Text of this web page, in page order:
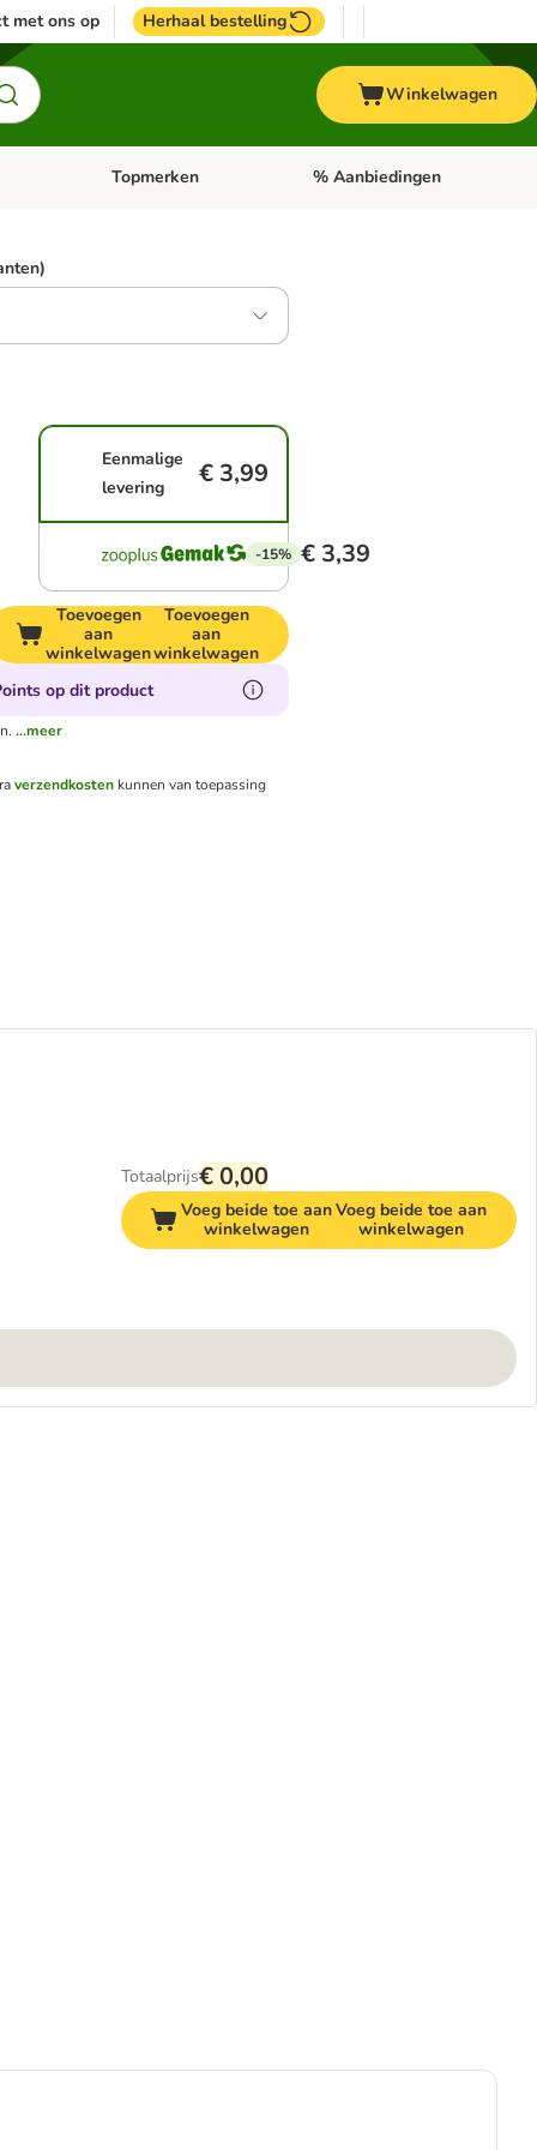
met ons op Herhaal bestelling
Winkelwagen
menu: VogelOpen categorie menu: Paard
Topmerken Open categorie menu:
% Aanbiedingen
Eenmalige
levering
€ 3,99
-15% € 3,39
Toevoegen
aan
winkelwagen
Toevoegen
aan
winkelwagen
op dit product
...meer
verzendkosten kunnen van toepassing
Totaalprijs€ 0,00
Voeg beide toe aan
winkelwagen
Voeg beide toe aan
winkelwagen